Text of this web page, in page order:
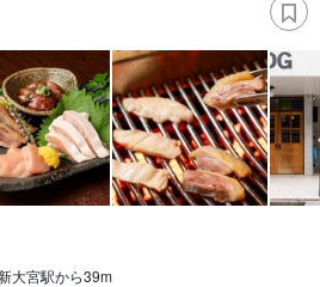
大宮駅から39m